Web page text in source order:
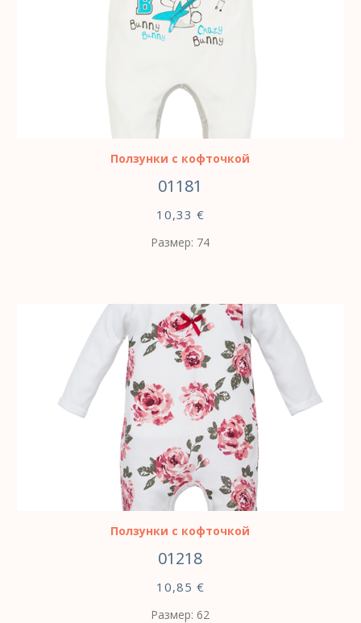
ВЫБЕРИТЕ ПАРАМЕТРЫ
Ползунки с кофточкой
01181
10,33 €
Размер: 74
ВЫБЕРИТЕ ПАРАМЕТРЫ
Ползунки с кофточкой
01218
10,85 €
Размер: 62